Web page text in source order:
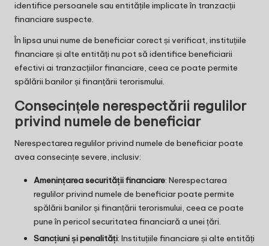
identifice persoanele sau entitățile implicate în tranzacții
financiare suspecte.
În lipsa unui nume de beneficiar corect și verificat, instituțiile
financiare și alte entități nu pot să identifice beneficiarii
efectivi ai tranzacțiilor financiare, ceea ce poate permite
spălării banilor și finanțării terorismului.
Consecințele nerespectării regulilor
privind numele de beneficiar
Nerespectarea regulilor privind numele de beneficiar poate
avea consecințe severe, inclusiv:
Amenințarea securității financiare: Nerespectarea
regulilor privind numele de beneficiar poate permite
spălării banilor și finanțării terorismului, ceea ce poate
pune în pericol securitatea financiară a unei țări.
Sancțiuni și penalități: Instituțiile financiare și alte entități